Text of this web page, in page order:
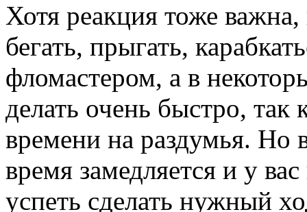
Хотя реакция тоже
бегать, прыгать,
фломастером, а в
делать очень быстро, так
времени на раздумья.
время замедляется и у
успеть сделать нужный